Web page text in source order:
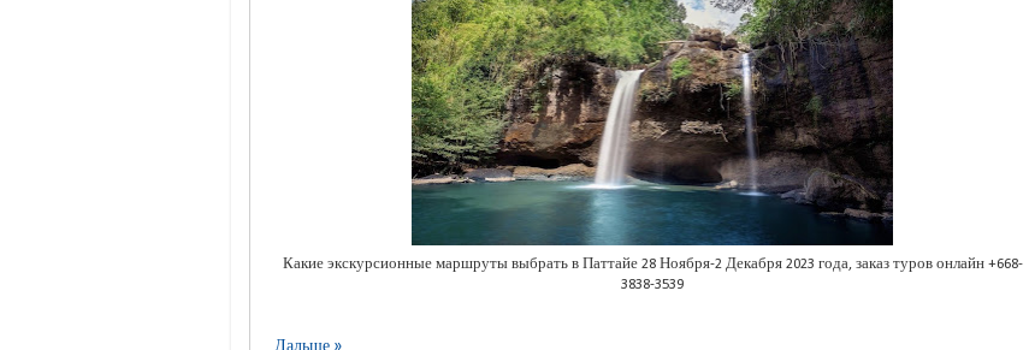
Какие экскурсионные маршруты выбрать в Паттайе 28 Ноября-2 Декабря 2023 года, заказ туров онлайн +668-
3838-3539